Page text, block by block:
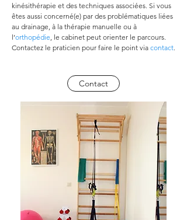
kinésithérapie et des techniques associées. Si vous
êtes aussi concerné(e) par des problématiques liées
au drainage, à la thérapie manuelle ou à
l’orthopédie, le cabinet peut orienter le parcours.
Contactez le praticien pour faire le point via contact.
Contact